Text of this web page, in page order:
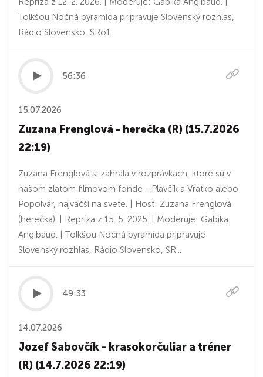
Tolkšou Nočná pyramída pripravuje Slovenský rozhlas,
Rádio Slovensko, SRo1.
56:36
15.07.2026
Zuzana Frenglová - herečka (R) (15.7.2026
22:19)
Zuzana Frenglová si zahrala v rozprávkach, ktoré sú v
našom zlatom filmovom fonde - Plavčík a Vratko alebo
Popolvár, najväčší na svete. | Hosť: Zuzana Frenglová
(herečka). | Repríza z 15. 5. 2025. | Moderuje: Gabika
Angibaud. | Tolkšou Nočná pyramída pripravuje
Slovenský rozhlas, Rádio Slovensko, SR...
49:33
14.07.2026
Jozef Sabovčík - krasokorčuliar a tréner
(R) (14.7.2026 22:19)